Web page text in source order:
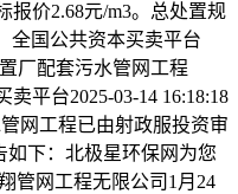
报价2.68元/m3。总处置规
全国公共资本买卖平台
厂配套污水管网工程
平台2025-03-14 16:18:18
网工程已由射政服投资审
如下：北极星环保网为您
管网工程无限公司1月24